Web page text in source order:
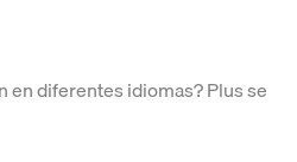
en diferentes idiomas? Plus se